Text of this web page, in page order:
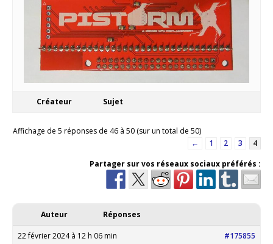
Créateur Sujet
Affichage de 5 réponses de 46 à 50 (sur un total de 50)
←
1 2 3
4
Partager sur vos réseaux sociaux préférés :
Auteur Réponses
22 février 2024 à 12 h 06 min #175855